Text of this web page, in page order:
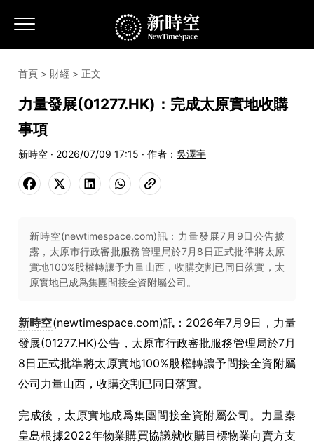
首頁 > 財經 > 正文
力量發展(01277.HK)：完成太原實地收購
事項
新時空 · 2026/07/09 17:15 · 作者： 吳澤宇
新時空(newtimespace.com)訊：力量發展7月9日公告披
露，太原市行政審批服務管理局於7月8日正式批準將太原
實地100%股權轉讓予力量山西，收購交割已同日落實，太
原實地已成爲集團間接全資附屬公司。
新時空(newtimespace.com)訊：2026年7月9日，力量
發展(01277.HK)公告，太原市行政審批服務管理局於7月
8日正式批準將太原實地100%股權轉讓予間接全資附屬
公司力量山西，收購交割已同日落實。
完成後，太原實地成爲集團間接全資附屬公司。力量秦
皇島根據2022年物業購買協議就收購目標物業向賣方支